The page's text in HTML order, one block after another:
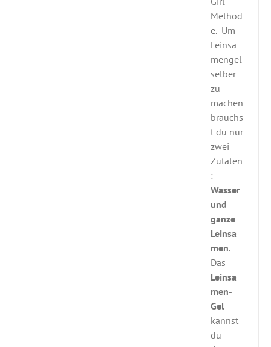
Method
e. Um
Leinsa
mengel
selber
zu
machen
brauchs
t du nur
zwei
Zutaten
:
Wasser
und
ganze
Leinsa
men.
Das
Leinsa
men-
Gel
kannst
du